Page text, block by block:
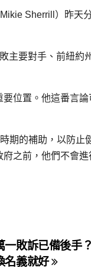
Sherrill）昨天
主要對手、前紐約
位置。他這番言
期的補助，以防
之前，他們不會進
一敗訴已備後手
名義就好